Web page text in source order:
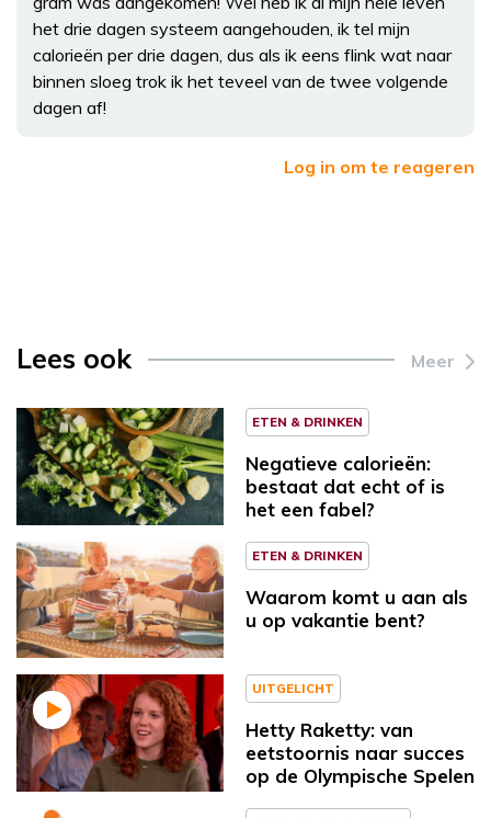
het drie dagen systeem aangehouden, ik tel mijn
calorieën per drie dagen, dus als ik eens flink wat naar
binnen sloeg trok ik het teveel van de twee volgende
dagen af!
Log in om te reageren
Lees ook Meer
ETEN & DRINKEN
Negatieve calorieën:
bestaat dat echt of is
het een fabel?
ETEN & DRINKEN
Waarom komt u aan als
u op vakantie bent?
UITGELICHT
Hetty Raketty: van
eetstoornis naar succes
op de Olympische Spelen